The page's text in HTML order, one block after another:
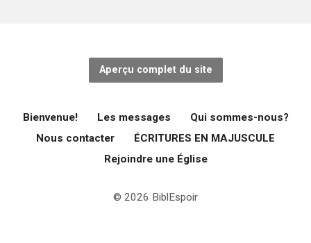
Aperçu complet du site
Bienvenue! Les messages
Qui sommes-nous?
Nous contacter
ÉCRITURES EN MAJUSCULE
Rejoindre une Église
© 2026 BiblEspoir